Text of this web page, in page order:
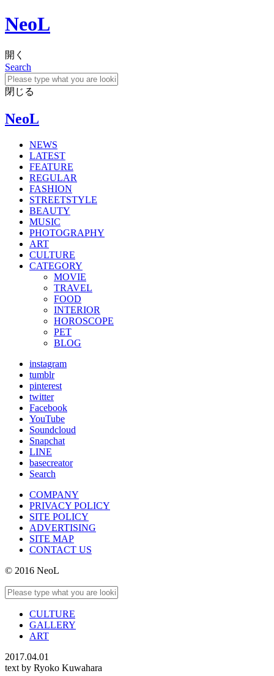
NeoL
開く
Search
閉じる
NeoL
NEWS
LATEST
FEATURE
REGULAR
FASHION
STREETSTYLE
BEAUTY
MUSIC
PHOTOGRAPHY
ART
CULTURE
CATEGORY
MOVIE
TRAVEL
FOOD
INTERIOR
HOROSCOPE
PET
BLOG
instagram
tumblr
pinterest
twitter
Facebook
YouTube
Soundcloud
Snapchat
LINE
basecreator
Search
COMPANY
PRIVACY POLICY
SITE POLICY
ADVERTISING
SITE MAP
CONTACT US
© 2016 NeoL
CULTURE
GALLERY
ART
2017.04.01
text by Ryoko Kuwahara